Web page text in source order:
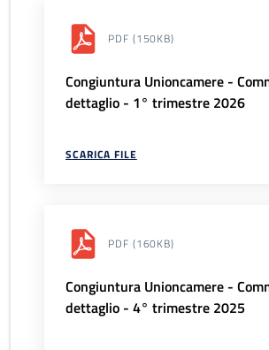
PDF (150KB)
Congiuntura Unioncamere -
dettaglio - 1° trimestre 2026
SCARICA FILE
PDF (160KB)
Congiuntura Unioncamere -
dettaglio - 4° trimestre 2025